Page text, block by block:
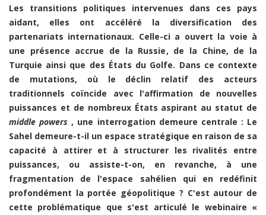
Les transitions politiques intervenues dans ces pays
aidant, elles ont accéléré la diversification des
partenariats internationaux. Celle-ci a ouvert la voie à
une présence accrue de la Russie, de la Chine, de la
Turquie ainsi que des États du Golfe. Dans ce contexte
de mutations, où le déclin relatif des acteurs
traditionnels coïncide avec l'affirmation de nouvelles
puissances et de nombreux États aspirant au statut de
middle powers , une interrogation demeure centrale : Le
Sahel demeure-t-il un espace stratégique en raison de sa
capacité à attirer et à structurer les rivalités entre
puissances, ou assiste-t-on, en revanche, à une
fragmentation de l'espace sahélien qui en redéfinit
profondément la portée géopolitique ? C'est autour de
cette problématique que s'est articulé le webinaire «